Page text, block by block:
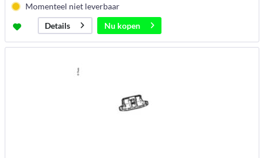
Momenteel niet leverbaar
Details
Nu kopen